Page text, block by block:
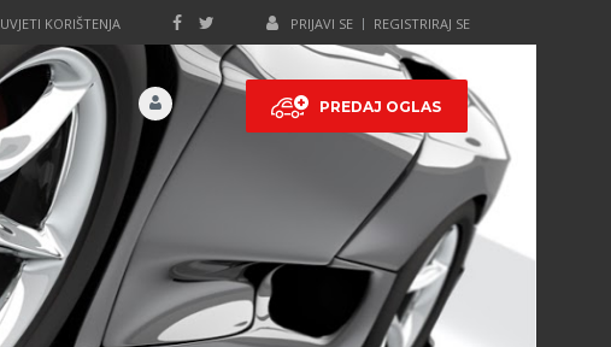
PRIJAVI SE REGISTRIRAJ SE
UVJETI KORIŠTENJA
PREDAJ OGLAS